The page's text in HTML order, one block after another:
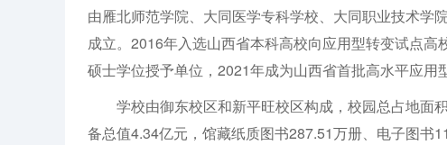
由雁北师范学院、大同医学专科学校、大同职业技术学
成立。2016年入选山西省本科高校向应用型转变试点
硕士学位授予单位，2021年成为山西省首批高水平应用
学校由御东校区和新平旺校区构成，校园总占地面
备总值4.34亿元，馆藏纸质图书287.51万册、电子图书